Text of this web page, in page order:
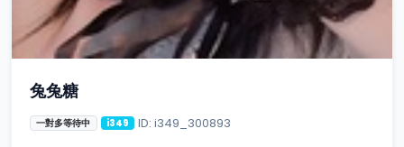
兔兔糖
一對多等待中 i349 ID: i349_300893